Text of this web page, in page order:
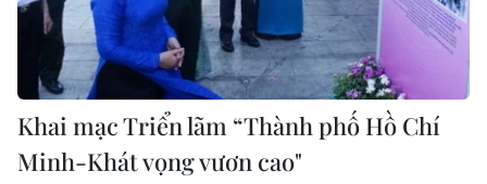
Khai mạc Triển lãm “Thành phố Hồ Chí
Minh-Khát vọng vươn cao"